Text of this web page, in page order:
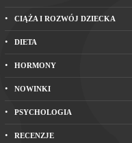
CIĄŻA I ROZWÓJ DZIECKA
DIETA
HORMONY
NOWINKI
PSYCHOLOGIA
RECENZJE